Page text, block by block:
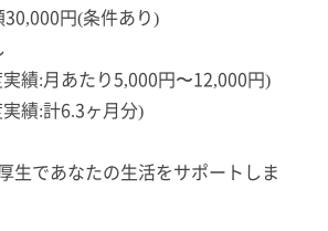
円(条件あり)
績:月あたり5,000円〜12,000円)
績:計6.3ヶ月分)
生であなたの生活をサポートしま